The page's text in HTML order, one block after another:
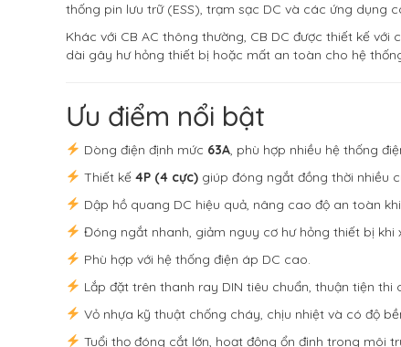
thống pin lưu trữ (ESS), trạm sạc DC và các ứng dụng
Khác với CB AC thông thường, CB DC được thiết kế
dài gây hư hỏng thiết bị hoặc mất an toàn cho hệ
Ưu điểm nổi bật
Dòng điện định mức 63A, phù hợp nhiều hệ thống
Thiết kế 4P (4 cực)giúp đóng ngắt đồng thời nhiều
Dập hồ quang DC hiệu quả, nâng cao độ an toàn
Đóng ngắt nhanh, giảm nguy cơ hư hỏng thiết bị khi
Phù hợp với hệ thống điện áp DC cao.
Lắp đặt trên thanh ray DIN tiêu chuẩn, thuận tiện thi
Vỏ nhựa kỹ thuật chống cháy, chịu nhiệt và có độ
Tuổi thọ đóng cắt lớn, hoạt động ổn định trong môi